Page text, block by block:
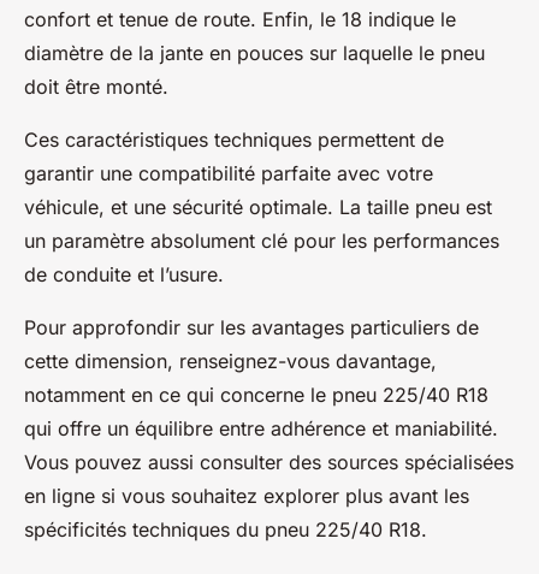
confort et tenue de route. Enfin, le 18 indique le
diamètre de la jante en pouces sur laquelle le pneu
doit être monté.
Ces caractéristiques techniques permettent de
garantir une compatibilité parfaite avec votre
véhicule, et une sécurité optimale. La taille pneu est
un paramètre absolument clé pour les performances
de conduite et l’usure.
Pour approfondir sur les avantages particuliers de
cette dimension, renseignez-vous davantage,
notamment en ce qui concerne le pneu 225/40 R18
qui offre un équilibre entre adhérence et maniabilité.
Vous pouvez aussi consulter des sources spécialisées
en ligne si vous souhaitez explorer plus avant les
spécificités techniques du pneu 225/40 R18.